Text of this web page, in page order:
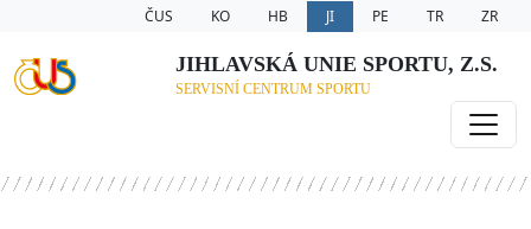
ČUS KO HB JI PE TR ZR
JIHLAVSKÁ UNIE SPORTU, Z.S.
SERVISNÍ CENTRUM SPORTU